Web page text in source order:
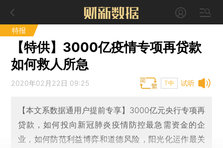
特报
【特供】3000亿疫情专项再贷款
如何救人所急
试听
2020年02月22日 09:25 T中
【本文系数据通用户提前专享】3000亿元央行专项再
贷款，如何投向新冠肺炎疫情防控最急需资金的企
业，如何防范利益博弈和道德风险，阳光化运作最关